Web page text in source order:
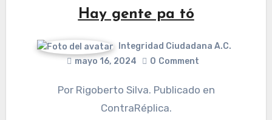
Hay gente pa tó
Integridad Ciudadana A.C.
mayo 16, 2024
0 Comment
Por Rigoberto Silva. Publicado en
ContraRéplica.